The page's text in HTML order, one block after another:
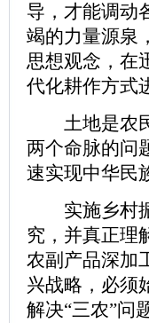
导，才能调动
竭的力量源泉
思想观念，在
代化耕作方式
土地是农民
两个命脉的问
速实现中华民
实施乡村振
究，并真正理
农副产品深加
兴战略，必须
解决“三农”问